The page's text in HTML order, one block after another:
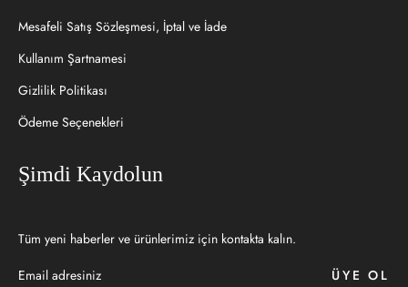
Mesafeli Satış Sözleşmesi, İptal ve İade
Kullanım Şartnamesi
Gizlilik Politikası
Ödeme Seçenekleri
Şimdi Kaydolun
Tüm yeni haberler ve ürünlerimiz için kontakta kalın.
ÜYE OL